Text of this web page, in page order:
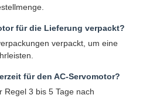
für die Lieferung verpackt?
verpackt, um eine
für den AC-Servomotor?
Regel 3 bis 5 Tage nach